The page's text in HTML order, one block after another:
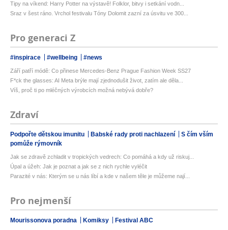
Tipy na víkend: Harry Potter na výstavě! Folklor, bitvy i setkání vodn...
Sraz v šest ráno. Vrchol festivalu Tóny Dolomit zazní za úsvitu ve 300...
Pro generaci Z
#inspirace #wellbeing #news
Září patří módě: Co přinese Mercedes-Benz Prague Fashion Week SS27
F*ck the glasses: AI Meta brýle mají zjednodušit život, zatím ale děla...
Víš, proč ti po mléčných výrobcích možná nebývá dobře?
Zdraví
Podpořte dětskou imunitu Babské rady proti nachlazení
S čím vším
pomůže rýmovník
Jak se zdravě zchladit v tropických vedrech: Co pomáhá a kdy už riskuj...
Úpal a úžeh: Jak je poznat a jak se z nich rychle vyléčit
Parazité v nás: Kterým se u nás líbí a kde v našem těle je můžeme nají...
Pro nejmenší
Mourissonova poradna Komiksy Festival ABC